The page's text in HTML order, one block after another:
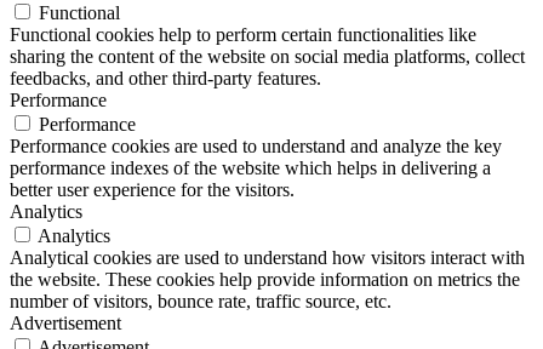
Functional
Functional cookies help to perform certain functionalities like
sharing the content of the website on social media platforms, collect
feedbacks, and other third-party features.
Performance
Performance
Performance cookies are used to understand and analyze the key
performance indexes of the website which helps in delivering a
better user experience for the visitors.
Analytics
Analytics
Analytical cookies are used to understand how visitors interact with
the website. These cookies help provide information on metrics the
number of visitors, bounce rate, traffic source, etc.
Advertisement